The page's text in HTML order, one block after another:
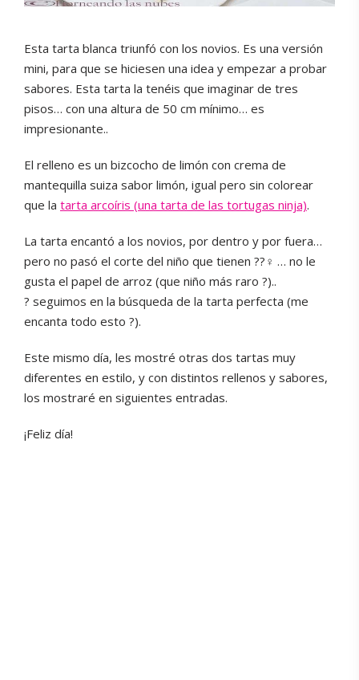
Esta tarta blanca triunfó con los novios. Es una versión
mini, para que se hiciesen una idea y empezar a probar
sabores. Esta tarta la tenéis que imaginar de tres
pisos… con una altura de 50 cm mínimo… es
impresionante..
El relleno es un bizcocho de limón con crema de
mantequilla suiza sabor limón, igual pero sin colorear
que la tarta arcoíris (una tarta de las tortugas ninja).
La tarta encantó a los novios, por dentro y por fuera…
pero no pasó el corte del niño que tienen ??‍♀️ … no le
gusta el papel de arroz (que niño más raro ?)..
? seguimos en la búsqueda de la tarta perfecta (me
encanta todo esto ?).
Este mismo día, les mostré otras dos tartas muy
diferentes en estilo, y con distintos rellenos y sabores,
los mostraré en siguientes entradas.
¡Feliz día!